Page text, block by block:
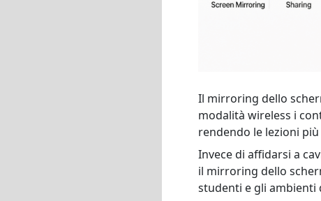
Il mirroring dello
modalità wireless i
rendendo le lezioni
Invece di affidarsi a
il mirroring dello
studenti e gli ambienti